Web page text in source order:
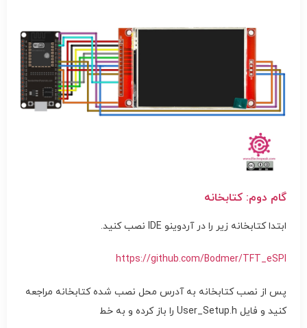
گام دوم: کتابخانه
ابتدا کتابخانه زیر را در آردوینو IDE نصب کنید.
https://github.com/Bodmer/TFT_eSPI
پس از نصب کتابخانه به آدرس محل نصب شده کتابخانه مراجعه
کنید و فایل User_Setup.h را باز کرده و به خط